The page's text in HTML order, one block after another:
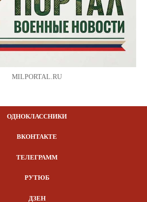
MILPORTAL.RU
ОДНОКЛАССНИКИ
ВКОНТАКТЕ
ТЕЛЕГРАММ
РУТЮБ
ДЗЕН